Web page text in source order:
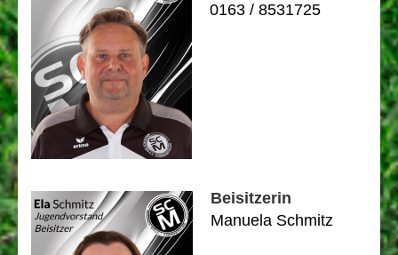
0163 / 8531725
Beisitzerin
Manuela Schmitz